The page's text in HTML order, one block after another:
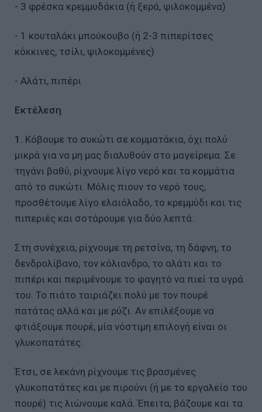
- 3 φρέσκα κρεμμυδάκια (ή ξερά, ψιλοκομμένα)
- 1 κουταλάκι μπούκουβο (ή 2-3 πιπερίτσες
κόκκινες, τσίλι, ψιλοκομμένες)
- Αλάτι, πιπέρι
Εκτέλεση
1. Κόβουμε το συκώτι σε κομματάκια, όχι πολύ
μικρά για να μη μας διαλυθούν στο μαγείρεμα. Σε
τηγάνι βαθύ, ρίχνουμε λίγο νερό και τα κομμάτια
από το συκώτι. Μόλις πιουν το νερό τους,
προσθέτουμε λίγο ελαιόλαδο, το κρεμμύδι και τις
πιπεριές και σοτάρουμε για δύο λεπτά.
Στη συνέχεια, ρίχνουμε τη ρετσίνα, τη δάφνη, το
δενδρολίβανο, τον κόλιανδρο, το αλάτι και το
πιπέρι και περιμένουμε το φαγητό να πιεί τα υγρά
του. Το πιάτο ταιριάζει πολύ με τον πουρέ
πατάτας αλλά και με ρύζι. Αν επιλέξουμε να
φτιάξουμε πουρέ, μία νόστιμη επιλογή είναι οι
γλυκοπατάτες.
Έτσι, σε λεκάνη ρίχνουμε τις βρασμένες
γλυκοπατάτες και με πιρούνι (ή με το εργαλείο του
πουρέ) τις λιώνουμε καλά. Έπειτα, βάζουμε και τα